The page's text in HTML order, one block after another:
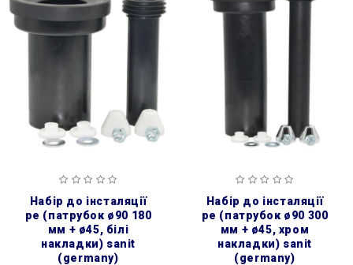
набір до інсталяції
pe (патрубок ø90 180
мм + ø45, білі
накладки) sanit
(germany)
набір до інсталяції
pe (патрубок ø90 300
мм + ø45, хром
накладки) sanit
(germany)